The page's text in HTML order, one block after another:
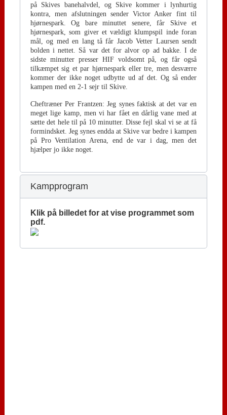
på Skives banehalvdel, og Skive kommer i lynhurtig
kontra, men afslutningen sender Victor Anker fint til
hjørnespark. Og bare minuttet senere, får Skive et
hjørnespark, som giver et vældigt klumpspil inde foran
mål, og med en lang tå får Jacob Vetter Laursen sendt
bolden i nettet. Så var det for alvor op ad bakke. I de
sidste minutter presser HIF voldsomt på, og får også
tilkæmpet sig et par hjørnespark eller tre, men desværre
kommer der ikke noget udbytte ud af det. Og så ender
kampen med en 2-1 sejr til Skive.
Cheftræner Per Frantzen: Jeg synes faktisk at det var en
meget lige kamp, men vi har fået en dårlig vane med at
sætte det hele til på 10 minutter. Disse fejl skal vi se at få
formindsket. Jeg synes endda at Skive var bedre i kampen
på Pro Ventilation Arena, end de var i dag, men det
hjælper jo ikke noget.
Kampprogram
Klik på billedet for at vise programmet som
pdf.